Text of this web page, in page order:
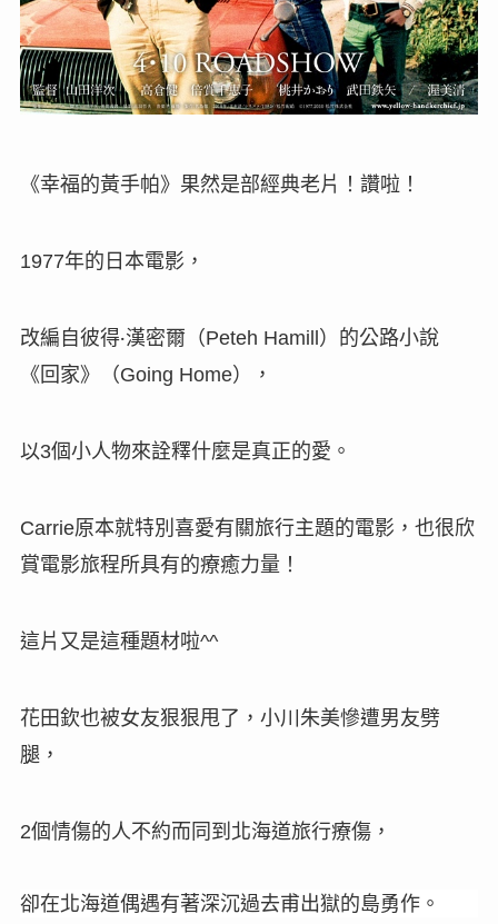
《幸福的黃手帕》果然是部經典老片 ！讚啦！
1977年的日本電影，
改編自彼得‧漢密爾（Peteh Hamill）的公路小說
《回家》（Going Home），
以3個小人物來詮釋什麼是真正的愛 。
Carrie原本就特別喜愛有關旅行主題的電影，也很欣
賞電影旅程所具有的療癒力量 ！
這片又是這種題材啦^^
花田欽也被女友狠狠甩了，小川朱美慘遭男友劈
腿，
2個情傷的人不約而同到北海道旅行療傷，
卻在北海道偶遇有著深沉過去甫出獄的島勇作。